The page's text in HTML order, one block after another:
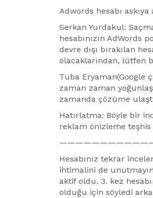
Adwords hesabı askıya
Serkan Yurdakul:
hesabınızın AdWords
devre dışı bırakılan
olacaklarından, lütfen
Tuba Eryaman(Google
zaman zaman
zamanda çözüme
Hatırlatma: Böyle bir
reklam önizleme teşhis
Hesabınız tekrar
ihtimalini de
aktif oldu. 3. kez
olduğu için söyledi